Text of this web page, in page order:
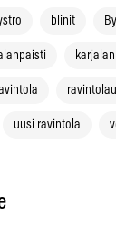
blinit
uusi ravintola